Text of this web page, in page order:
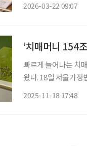
2026-03-22 09:07
‘치매머니 154
빠르게 늘어나는 치
왔다. 18일 서울가정법원에서 열린 ‘제4회 한국후견대회’에서는 치매 고령자의 자산이 빠르
2025-11-18 17:48